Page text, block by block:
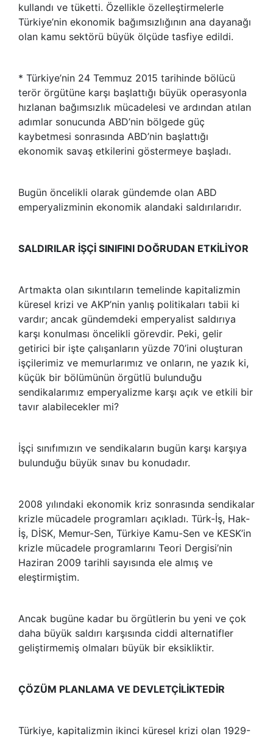
kullandı ve tüketti. Özellikle özelleştirmelerle
Türkiye’nin ekonomik bağımsızlığının ana dayanağı
olan kamu sektörü büyük ölçüde tasfiye edildi.
* Türkiye’nin 24 Temmuz 2015 tarihinde bölücü
terör örgütüne karşı başlattığı büyük operasyonla
hızlanan bağımsızlık mücadelesi ve ardından atılan
adımlar sonucunda ABD’nin bölgede güç
kaybetmesi sonrasında ABD’nin başlattığı
ekonomik savaş etkilerini göstermeye başladı.
Bugün öncelikli olarak gündemde olan ABD
emperyalizminin ekonomik alandaki saldırılarıdır.
SALDIRILAR İŞÇİ SINIFINI DOĞRUDAN ETKİLİYOR
Artmakta olan sıkıntıların temelinde kapitalizmin
küresel krizi ve AKP’nin yanlış politikaları tabii ki
vardır; ancak gündemdeki emperyalist saldırıya
karşı konulması öncelikli görevdir. Peki, gelir
getirici bir işte çalışanların yüzde 70’ini oluşturan
işçilerimiz ve memurlarımız ve onların, ne yazık ki,
küçük bir bölümünün örgütlü bulunduğu
sendikalarımız emperyalizme karşı açık ve etkili bir
tavır alabilecekler mi?
İşçi sınıfımızın ve sendikaların bugün karşı karşıya
bulunduğu büyük sınav bu konudadır.
2008 yılındaki ekonomik kriz sonrasında sendikalar
krizle mücadele programları açıkladı. Türk-İş, Hak-
İş, DİSK, Memur-Sen, Türkiye Kamu-Sen ve KESK’in
krizle mücadele programlarını Teori Dergisi’nin
Haziran 2009 tarihli sayısında ele almış ve
eleştirmiştim.
Ancak bugüne kadar bu örgütlerin bu yeni ve çok
daha büyük saldırı karşısında ciddi alternatifler
geliştirmemiş olmaları büyük bir eksikliktir.
ÇÖZÜM PLANLAMA VE DEVLETÇİLİKTEDİR
Türkiye, kapitalizmin ikinci küresel krizi olan 1929-